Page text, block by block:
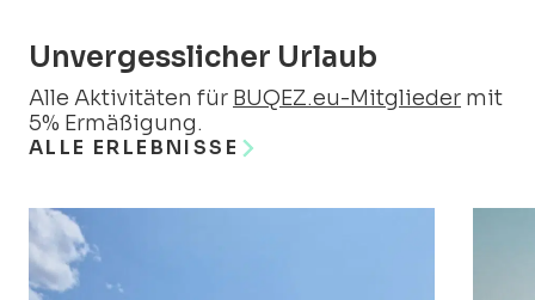
Unvergesslicher Urlaub
Alle Aktivitäten für BUQEZ.eu-Mitglieder mit
5% Ermäßigung.
ALLE ERLEBNISSE